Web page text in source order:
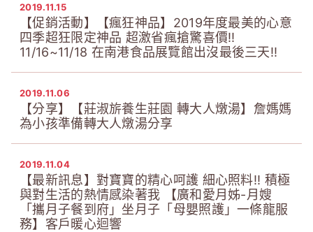
2019.11.15
【促銷活動】【瘋狂神品】2019年度最美的心意
四季超狂限定神品 超激省瘋搶驚喜價!!
11/16~11/18 在南港食品展覽館出沒最後三天!!
2019.11.06
【分享】【莊淑旂養生莊園 轉大人燉湯】詹媽媽
為小孩準備轉大人燉湯分享
2019.11.04
【最新訊息】對寶寶的精心呵護 細心照料!! 積極
與對生活的熱情感染著我 【廣和愛月姊-月嫂
「攜月子餐到府」坐月子「母嬰照護」一條龍服
務】客戶暖心迴響